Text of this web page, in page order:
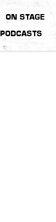
ON STAGE
PODCASTS